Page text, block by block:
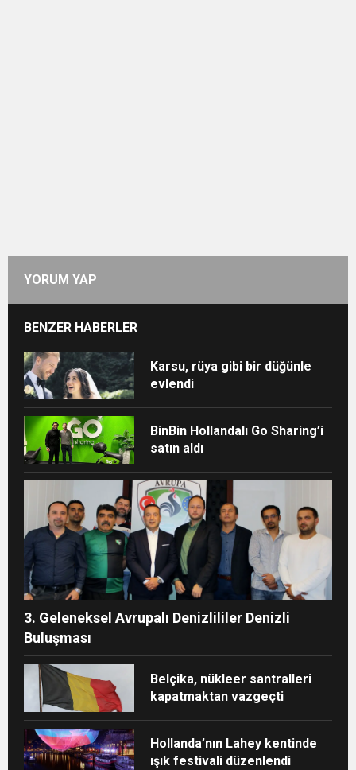
YORUM YAP
BENZER HABERLER
Karsu, rüya gibi bir düğünle
evlendi
BinBin Hollandalı Go Sharing’i
satın aldı
3. Geleneksel Avrupalı Denizlililer Denizli
Buluşması
Belçika, nükleer santralleri
kapatmaktan vazgeçti
Hollanda’nın Lahey kentinde
ışık festivali düzenlendi